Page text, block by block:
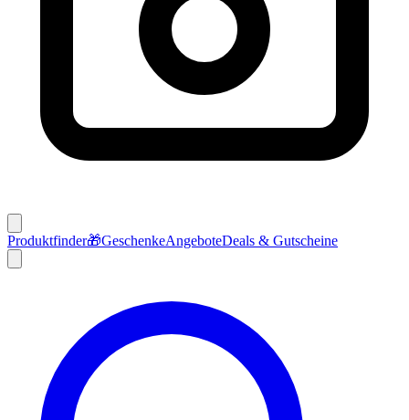
Produktfinder🎁GeschenkeAngeboteDeals & Gutscheine